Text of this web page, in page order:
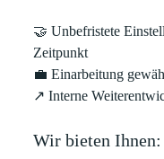
🤝 Unbefristete
Zeitpunkt
💼 Einarbeitung
↗ Interne
Wir bieten Ihnen: